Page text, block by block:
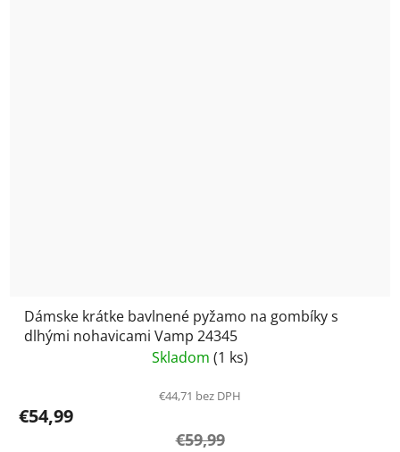
Dámske krátke bavlnené pyžamo na gombíky s
dlhými nohavicami Vamp 24345
Skladom (1 ks)
€44,71 bez DPH
€54,99
€59,99